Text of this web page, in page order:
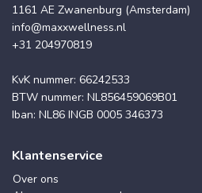
1161 AE Zwanenburg (Amsterdam)
info@maxxwellness.nl
+31 204970819
KvK nummer: 66242533
BTW nummer: NL856459069B01
Iban: NL86 INGB 0005 346373
Klantenservice
Over ons